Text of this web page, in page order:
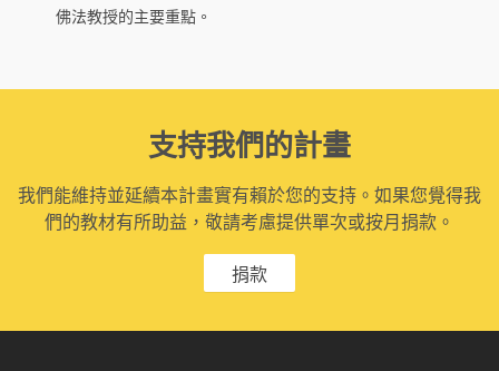
佛法教授的主要重點。
支持我們的計畫
我們能維持並延續本計畫實有賴於您的支持。如果您覺得我
們的教材有所助益，敬請考慮提供單次或按月捐款。
捐款